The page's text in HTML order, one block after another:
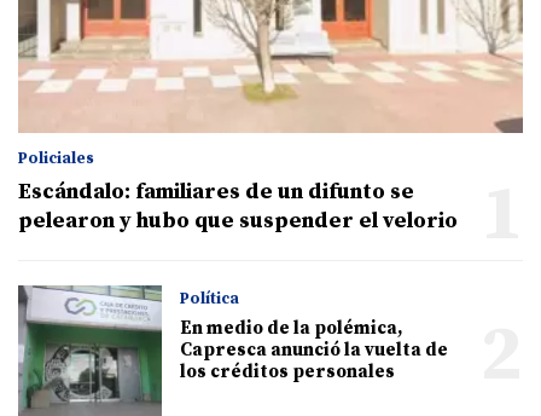
Policiales
Escándalo: familiares de un difunto se
pelearon y hubo que suspender el velorio
Política
En medio de la polémica,
Capresca anunció la vuelta de
los créditos personales